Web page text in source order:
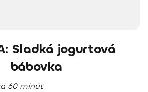
Sladká jogurtová
bábovka
60 minút